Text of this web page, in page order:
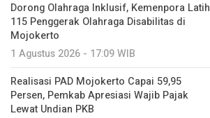
Dorong Olahraga Inklusif, Kemenpora Latih
115 Penggerak Olahraga Disabilitas di
Mojokerto
1 Agustus 2026 - 17:09 WIB
Realisasi PAD Mojokerto Capai 59,95
Persen, Pemkab Apresiasi Wajib Pajak
Lewat Undian PKB